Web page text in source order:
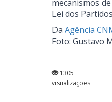
mecanismos
Lei dos
Da Agência
Foto: Gustavo
1305
visualizações